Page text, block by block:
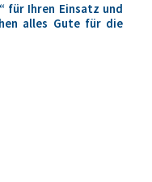
für Ihren Einsatz und
alles Gute für die